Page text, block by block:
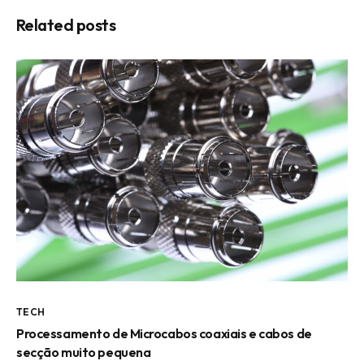
Related posts
TECH
Processamento de Microcabos coaxiais e cabos de
secção muito pequena